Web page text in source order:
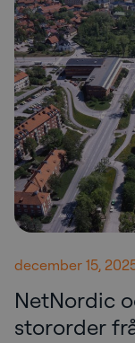
december 15,
NetNordic
stororder